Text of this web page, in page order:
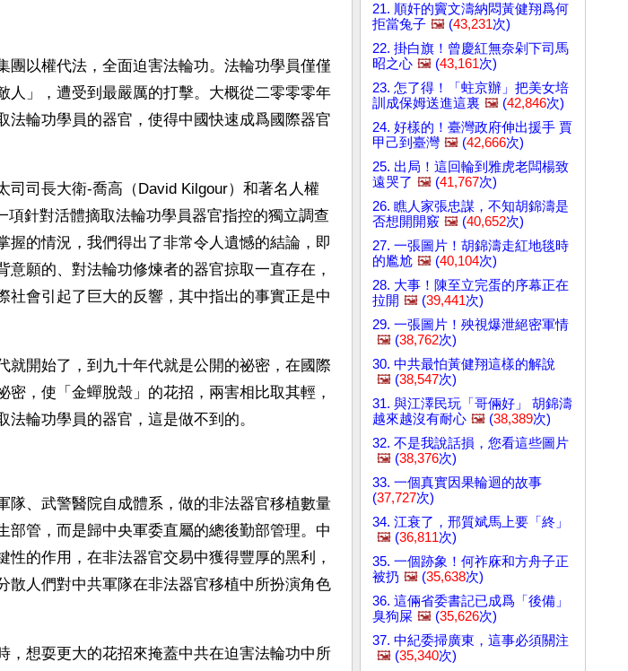
團以權代法，全面迫害法輪功。法輪功學員僅僅
人」，遭受到最嚴厲的打擊。大概從二零零零年
法輪功學員的器官，使得中國快速成爲國際器官
司司長大衛-喬高（David Kilgour）和著名人權
針對活體摘取法輪功學員器官指控的獨立調查
握的情況，我們得出了非常令人遺憾的結論，即
願的、對法輪功修煉者的器官掠取一直存在，
社會引起了巨大的反響，其中指出的事實正是中
就開始了，到九十年代就是公開的祕密，在國際
，使「金蟬脫殼」的花招，兩害相比取其輕，
輪功學員的器官，這是做不到的。
隊、武警醫院自成體系，做的非法器官移植數量
部管，而是歸中央軍委直屬的總後勤部管理。中
的作用，在非法器官交易中獲得豐厚的黑利，
散人們對中共軍隊在非法器官移植中所扮演角色
，想耍更大的花招來掩蓋中共在迫害法輪功中所
21. 順奸的竇文濤納悶黃健翔爲何
拒當兔子 🖼️ (43,231次)
22. 掛白旗！曾慶紅無奈剁下司馬
昭之心 🖼️ (43,161次)
23. 怎了得！「蛀京辦」把美女培
訓成保姆送進這裏 🖼️ (42,846次)
24. 好樣的！臺灣政府伸出援手 賈
甲己到臺灣 🖼️ (42,666次)
25. 出局！這回輪到雅虎老闆楊致
遠哭了 🖼️ (41,767次)
26. 瞧人家張忠謀，不知胡錦濤是
否想開開竅 🖼️ (40,652次)
27. 一張圖片！胡錦濤走紅地毯時
的尷尬 🖼️ (40,104次)
28. 大事！陳至立完蛋的序幕正在
拉開 🖼️ (39,441次)
29. 一張圖片！殃視爆泄絕密軍情
🖼️ (38,762次)
30. 中共最怕黃健翔這樣的解說
🖼️ (38,547次)
31. 與江澤民玩「哥倆好」 胡錦濤
越來越沒有耐心 🖼️ (38,389次)
32. 不是我說話損，您看這些圖片
🖼️ (38,376次)
33. 一個真實因果輪迴的故事
(37,727次)
34. 江衰了，邢質斌馬上要「終」
🖼️ (36,811次)
35. 一個跡象！何祚庥和方舟子正
被扔 🖼️ (35,638次)
36. 這倆省委書記已成爲「後備」
臭狗屎 🖼️ (35,626次)
37. 中紀委掃廣東，這事必須關注
🖼️ (35,340次)